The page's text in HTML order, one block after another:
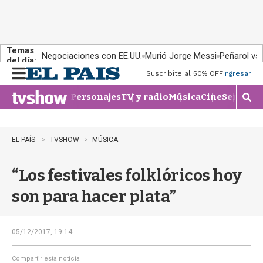
Temas
del día: Negociaciones con EE.UU. Murió Jorge Messi Peñarol
n
u
Suscribite al 50% OFFIngresar
PersonajesTV y radioMúsicaCineSeries
M
o
e
EL PAÍS TVSHOW MÚSICA
“Los festivales folklóricos hoy
son para hacer plata”
05/12/2017, 19:14
Compartir esta noticia